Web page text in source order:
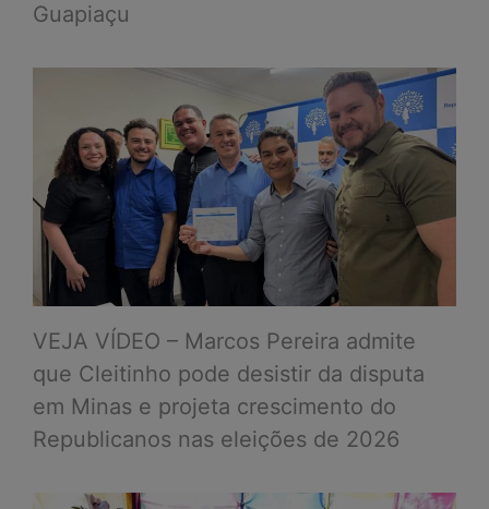
Guapiaçu
VEJA VÍDEO – Marcos Pereira admite
que Cleitinho pode desistir da disputa
em Minas e projeta crescimento do
Republicanos nas eleições de 2026